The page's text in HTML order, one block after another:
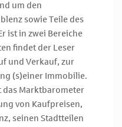
um den
sowie Teile des
ist in zwei Bereiche
findet der Leser
und Verkauf, zur
(s)einer Immobilie.
das Marktbarometer
von Kaufpreisen,
seinen Stadtteilen